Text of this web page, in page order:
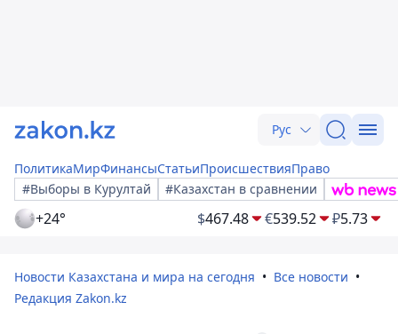
Рус
ПолитикаМирФинансыСтатьиПроисшествияПраво
#Выборы в Курултай
#Казахстан в сравнении
+24° $467.48 €539.52 ₽5.73
Новости Казахстана и мира на сегодня
Все новости
Редакция Zakon.kz